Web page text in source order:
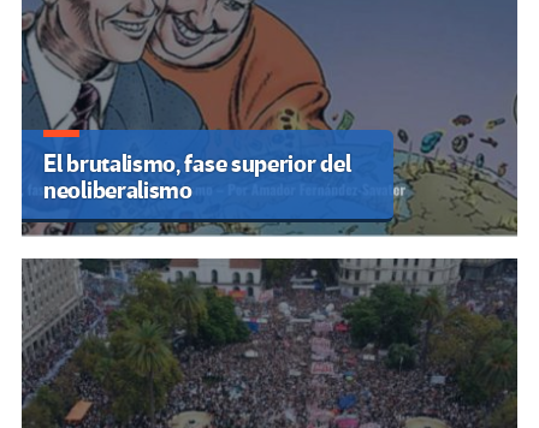
El brutalismo, fase superior del
neoliberalismo